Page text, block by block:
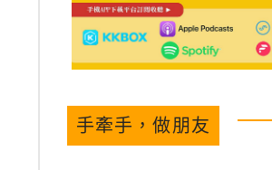
手牽手，做朋友